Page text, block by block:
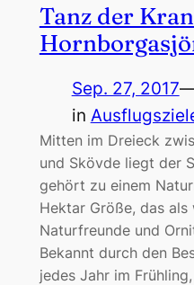
Tanz der
Sep. 27, 2017
in
Mitten im Dreieck
und Skövde liegt der
gehört zu einem
Hektar Größe, das
Naturfreunde und
Bekannt durch den
jedes Jahr im